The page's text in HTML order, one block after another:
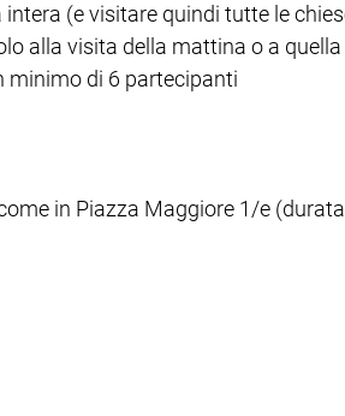
(e visitare quindi tutte le
alla visita della mattina o a
minimo di 6 partecipanti
in Piazza Maggiore 1/e